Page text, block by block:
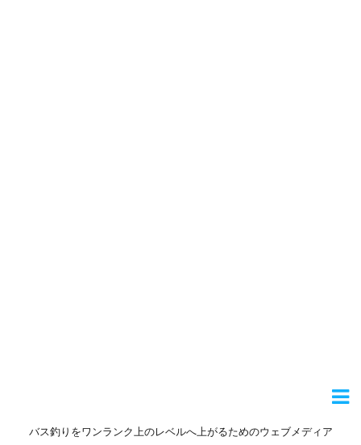
バス釣りをワンランク上のレベルへ上がるためのウェブメディア